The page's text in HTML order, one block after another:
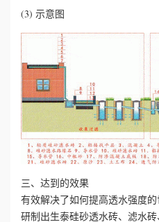
(3) 示意图
三、达到的效果
有效解决了如何提高透水强度
研制出生泰硅砂透水砖、滤水